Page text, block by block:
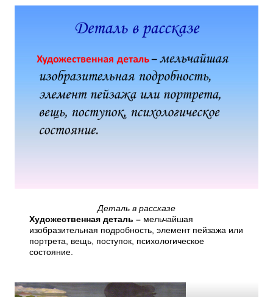
Деталь в рассказе
Художественная деталь – мельчайшая
изобразительная подробность, элемент пейзажа или
портрета, вещь, поступок, психологическое
состояние.